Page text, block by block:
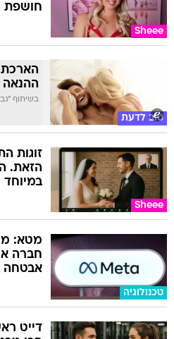
Sheee
חושפת
טוב לדעת
בשיתוף
Sheee
זוגות
הזאת.
במיוחד
טכנולוגיה
חברה
אבטחה
דייט